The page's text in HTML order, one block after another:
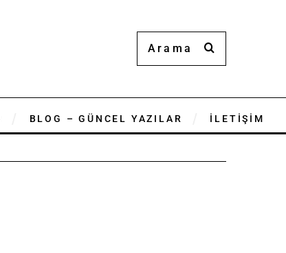
BLOG – GÜNCEL YAZILAR İLETİŞİM